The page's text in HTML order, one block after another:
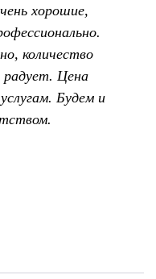
хорошие,
количество
радует. Цена
Будем и